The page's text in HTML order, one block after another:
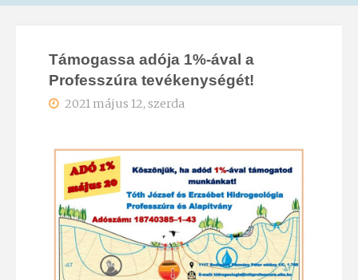
Támogassa adója 1%-ával a
Professzúra tevékenységét!
2021 május 12, szerda